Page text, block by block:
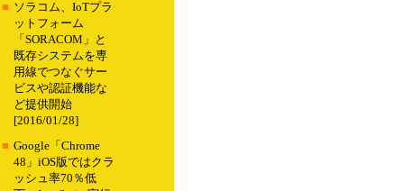
■ ソラコム、IoTプラ
ットフォーム
「SORACOM」と
既存システムを専
用線でつなぐサー
ビスや認証機能な
ど提供開始
[2016/01/28]
■ Google「Chrome
48」iOS版ではクラ
ッシュ率70％低